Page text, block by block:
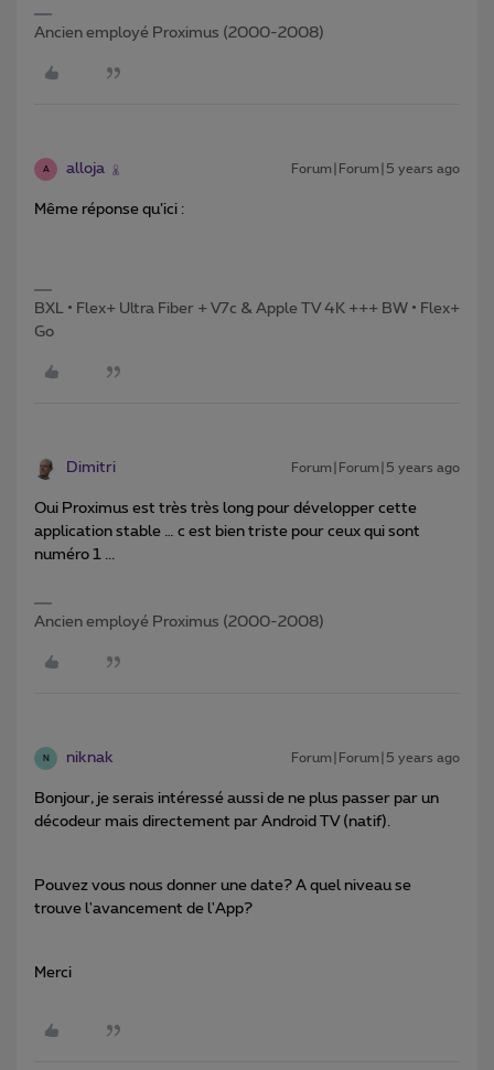
Ancien employé Proximus (2000-2008)
A alloja Forum|Forum|5 years ago
Même réponse qu’ici :
BXL • Flex+ Ultra Fiber + V7c & Apple TV 4K +++ BW • Flex+
Go
Dimitri Forum|Forum|5 years ago
Oui Proximus est très très long pour développer cette
application stable … c est bien triste pour ceux qui sont
numéro 1 ...
Ancien employé Proximus (2000-2008)
N niknak Forum|Forum|5 years ago
Bonjour, je serais intéressé aussi de ne plus passer par un
décodeur mais directement par Android TV (natif).
Pouvez vous nous donner une date? A quel niveau se
trouve l'avancement de l'App?
Merci